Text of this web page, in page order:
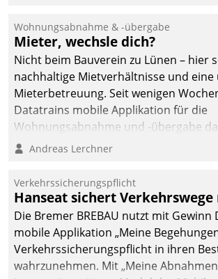
Wohnungsabnahme & -übergabe
Mieter, wechsle dich?
Nicht beim Bauverein zu Lünen – hier
nachhaltige Mietverhältnisse und eine
Mieterbetreuung. Seit wenigen
Datatrains mobile Applikation für die
Wohnungsabnahme und -übergabe
Mieter wohlgeordnet kommen und, so
Andreas Lerchner
Verkehrssicherungspflicht
Hanseat sichert Verkehrswege
Die Bremer BREBAU nutzt mit Gewinn
mobile Applikation „Meine
Verkehrssicherungspflicht in ihren
wahrzunehmen. Mit „Meine